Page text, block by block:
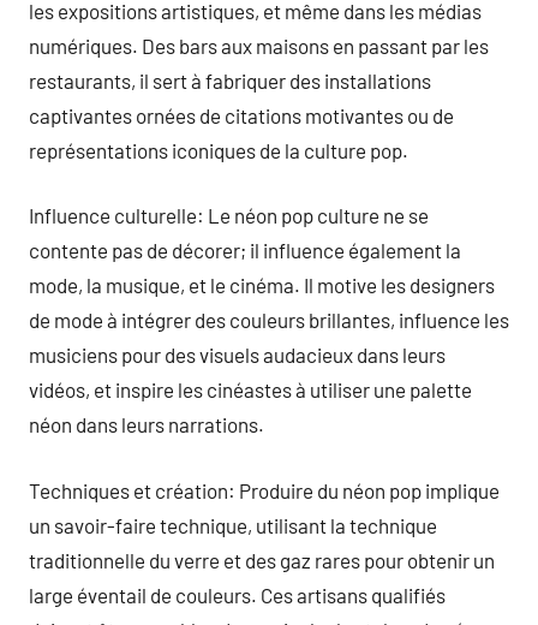
les expositions artistiques, et même dans les médias
numériques. Des bars aux maisons en passant par les
restaurants, il sert à fabriquer des installations
captivantes ornées de citations motivantes ou de
représentations iconiques de la culture pop.
Influence culturelle: Le néon pop culture ne se
contente pas de décorer; il influence également la
mode, la musique, et le cinéma. Il motive les designers
de mode à intégrer des couleurs brillantes, influence les
musiciens pour des visuels audacieux dans leurs
vidéos, et inspire les cinéastes à utiliser une palette
néon dans leurs narrations.
Techniques et création: Produire du néon pop implique
un savoir-faire technique, utilisant la technique
traditionnelle du verre et des gaz rares pour obtenir un
large éventail de couleurs. Ces artisans qualifiés